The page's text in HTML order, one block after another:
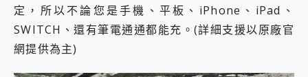
定，所以不論您是手機、平板、iPhone、iPad、
SWITCH、還有筆電通通都能充。(詳細支援以原廠官
網提供為主)